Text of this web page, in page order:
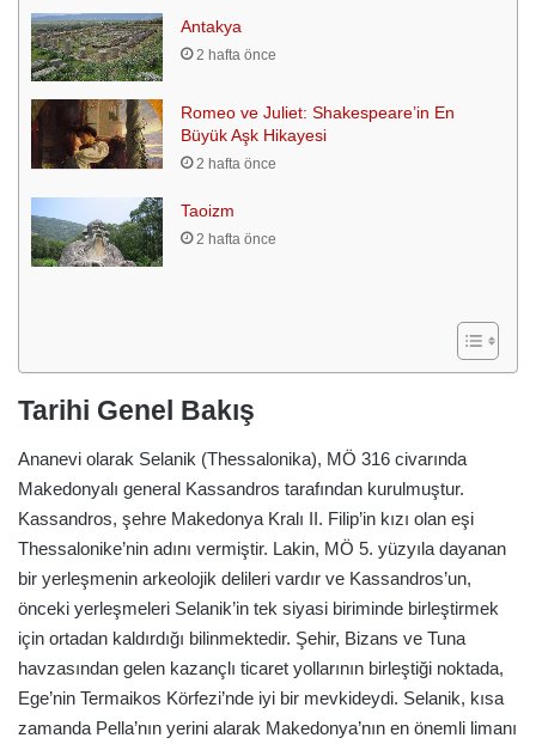
Antakya
2 hafta önce
Romeo ve Juliet: Shakespeare’in En
Büyük Aşk Hikayesi
2 hafta önce
Taoizm
2 hafta önce
Tarihi Genel Bakış
Ananevi olarak Selanik (Thessalonika), MÖ 316 civarında
Makedonyalı general Kassandros tarafından kurulmuştur.
Kassandros, şehre Makedonya Kralı II. Filip’in kızı olan eşi
Thessalonike’nin adını vermiştir. Lakin, MÖ 5. yüzyıla dayanan
bir yerleşmenin arkeolojik delileri vardır ve Kassandros’un,
önceki yerleşmeleri Selanik’in tek siyasi biriminde birleştirmek
için ortadan kaldırdığı bilinmektedir. Şehir, Bizans ve Tuna
havzasından gelen kazançlı ticaret yollarının birleştiği noktada,
Ege’nin Termaikos Körfezi’nde iyi bir mevkideydi. Selanik, kısa
zamanda Pella’nın yerini alarak Makedonya’nın en önemli limanı